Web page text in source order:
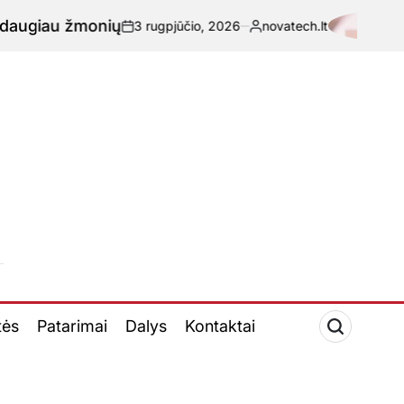
-
3 rugpjūčio, 2026
Paskelbta
novatech.lt
Patarimai Dalys Kontaktai